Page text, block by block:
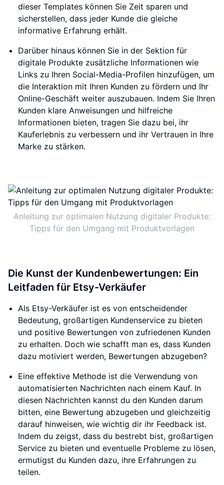
dieser Templates können Sie Zeit sparen und
sicherstellen, dass jeder Kunde die gleiche
informative Erfahrung erhält.
Darüber hinaus können Sie in der Sektion für
digitale Produkte zusätzliche Informationen wie
Links zu Ihren Social-Media-Profilen hinzufügen, um
die Interaktion mit Ihren Kunden zu fördern und Ihr
Online-Geschäft weiter auszubauen. Indem Sie Ihren
Kunden klare Anweisungen und hilfreiche
Informationen bieten, tragen Sie dazu bei, ihr
Kauferlebnis zu verbessern und ihr Vertrauen in Ihre
Marke zu stärken.
Anleitung zur optimalen Nutzung digitaler Produkte:
Tipps für den Umgang mit Produktvorlagen
Die Kunst der Kundenbewertungen: Ein
Leitfaden für Etsy-Verkäufer
Als Etsy-Verkäufer ist es von entscheidender
Bedeutung, großartigen Kundenservice zu bieten
und positive Bewertungen von zufriedenen Kunden
zu erhalten. Doch wie schafft man es, dass Kunden
dazu motiviert werden, Bewertungen abzugeben?
Eine effektive Methode ist die Verwendung von
automatisierten Nachrichten nach einem Kauf. In
diesen Nachrichten kannst du den Kunden darum
bitten, eine Bewertung abzugeben und gleichzeitig
darauf hinweisen, wie wichtig dir ihr Feedback ist.
Indem du zeigst, dass du bestrebt bist, großartigen
Service zu bieten und eventuelle Probleme zu lösen,
ermutigst du Kunden dazu, ihre Erfahrungen zu
teilen.